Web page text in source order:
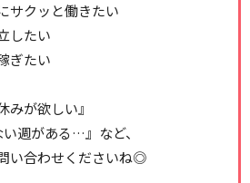
サクッと働きたい
したい
ぎたい
みが欲しい』
週がある…』など、
い合わせくださいね◎